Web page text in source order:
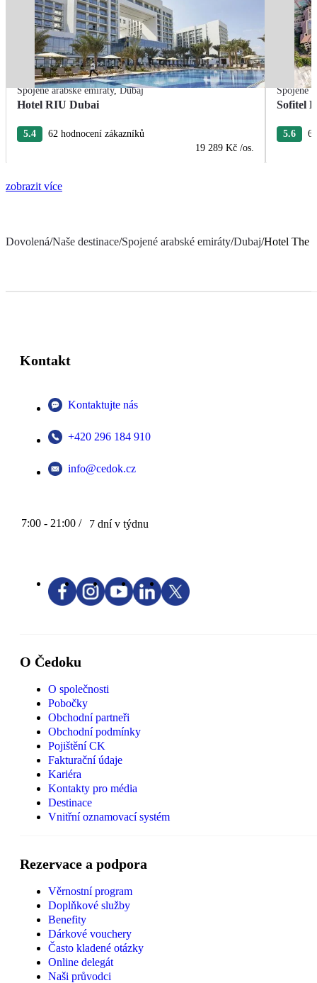
Spojené arabské emiráty,Dubaj
Hotel RIU Dubai
5.4
62 hodnocení zákazníků
19 289 Kč /os.
Spojené
Sofitel
5.6 6
zobrazit více
Dovolená/Naše destinace/Spojené arabské emiráty/Dubaj/Hotel The
Kontakt
Kontaktujte nás
+420 296 184 910
info@cedok.cz
7:00 - 21:00 / 7 dní v týdnu
O Čedoku
O společnosti
Pobočky
Obchodní partneři
Obchodní podmínky
Pojištění CK
Fakturační údaje
Kariéra
Kontakty pro média
Destinace
Vnitřní oznamovací systém
Rezervace a podpora
Věrnostní program
Doplňkové služby
Benefity
Dárkové vouchery
Často kladené otázky
Online delegát
Naši průvodci